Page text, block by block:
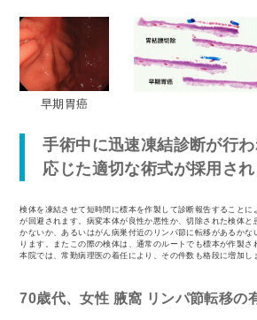
早期胃癌
手術中に迅速凍結診断が行
応じた適切な術式が採用され
検体を凍結させて短時間に標本を作製して診断報告することに
が回避されます。病変本体が良性か悪性か、切除された検体と
かないか、あるいはがん病巣付近のリンパ節に転移があるかな
ります。またこの際の検体は、通常のルートでも標本が作製さ
本院では、常勤病理医の着任により、その件数も格段に増加し
70歳代、女性 腋窩 リンパ節転移の